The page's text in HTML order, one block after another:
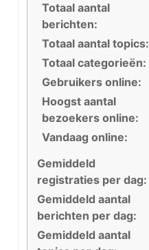
Totaal aantal
berichten:
Totaal aantal topics:
Totaal categorieën:
Gebruikers online:
Hoogst aantal
bezoekers online:
Vandaag online:
Gemiddeld
registraties per dag:
Gemiddeld aantal
berichten per dag:
Gemiddeld aantal